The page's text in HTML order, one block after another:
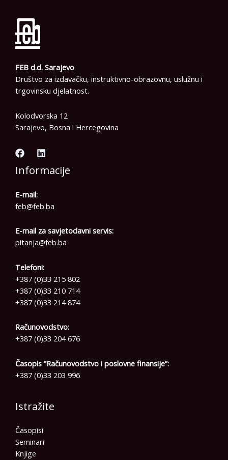
FEB d.d. Sarajevo
Društvo za izdavačku, instruktivno-obrazovnu, uslužnu i
trgovinsku djelatnost.
Kolodvorska 12
Sarajevo, Bosna i Hercegovina
Informacije
E-mail:
feb@feb.ba
E-mail za savjetodavni servis:
pitanja@feb.ba
Telefoni:
+387 (0)33 215 802
+387 (0)33 210 714
+387 (0)33 214 874
Računovodstvo:
+387 (0)33 204 676
Časopis ”Računovodstvo i poslovne finansije”:
+387 (0)33 203 996
Istražite
Časopisi
Seminari
Knjige